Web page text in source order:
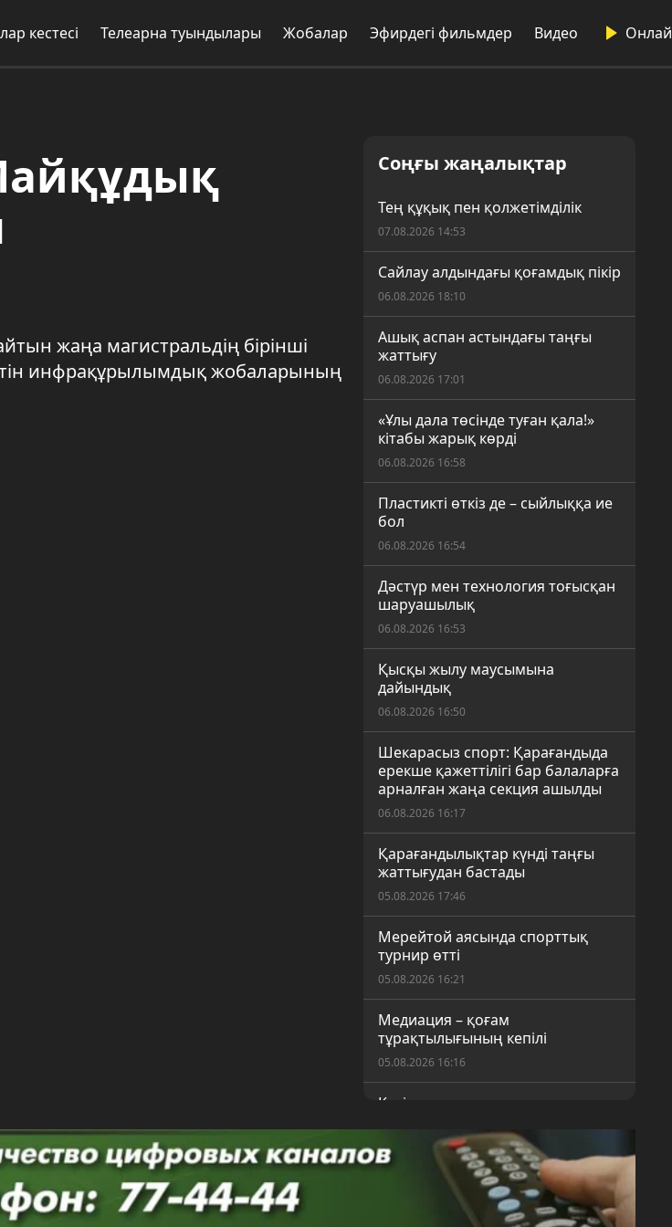
кестесі Телеарна туындылары Жобалар Эфирдегі фильмдер Видео
жаңа магистральдің бірінші
инфрақұрылымдық жобаларының
Соңғы жаңалықтар
Тең құқық пен қолжетімділік
07.08.2026 14:53
Сайлау алдындағы қоғамдық пікір
06.08.2026 18:10
Ашық аспан астындағы таңғы
жаттығу
06.08.2026 17:01
«Ұлы дала төсінде туған қала!»
кітабы жарық көрді
06.08.2026 16:58
Пластикті өткіз де – сыйлыққа ие
бол
06.08.2026 16:54
Дәстүр мен технология тоғысқан
шаруашылық
06.08.2026 16:53
Қысқы жылу маусымына
дайындық
06.08.2026 16:50
Шекарасыз спорт: Қарағандыда
ерекше қажеттілігі бар балаларға
арналған жаңа секция ашылды
06.08.2026 16:17
Қарағандылықтар күнді таңғы
жаттығудан бастады
05.08.2026 17:46
Мерейтой аясында спорттық
турнир өтті
05.08.2026 16:21
Медиация – қоғам
тұрақтылығының кепілі
05.08.2026 16:16
Кәсіпорын экологиялық
05.08.2026 16:09
Құрылтай сайлауына дайындық
пысықталды